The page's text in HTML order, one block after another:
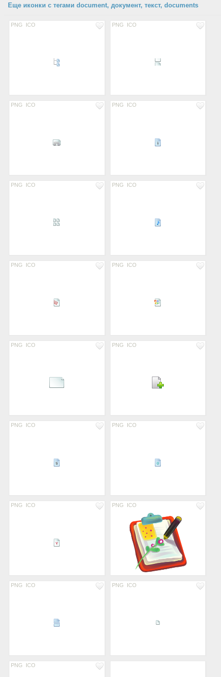
Еще иконки с тегами document, документ, текст, documents
PNG ICO PNG ICO
PNG ICO PNG ICO
PNG ICO PNG ICO
PNG ICO PNG ICO
PNG ICO PNG ICO
PNG ICO PNG ICO
PNG ICO PNG ICO
PNG ICO PNG ICO
PNG ICO